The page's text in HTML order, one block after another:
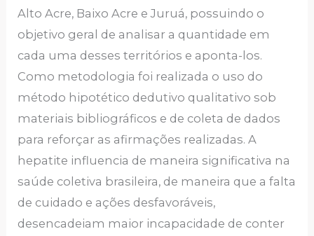
Alto Acre, Baixo Acre e Juruá, possuindo o
objetivo geral de analisar a quantidade em
cada uma desses territórios e aponta-los.
Como metodologia foi realizada o uso do
método hipotético dedutivo qualitativo sob
materiais bibliográficos e de coleta de dados
para reforçar as afirmações realizadas. A
hepatite influencia de maneira significativa na
saúde coletiva brasileira, de maneira que a falta
de cuidado e ações desfavoráveis,
desencadeiam maior incapacidade de conter